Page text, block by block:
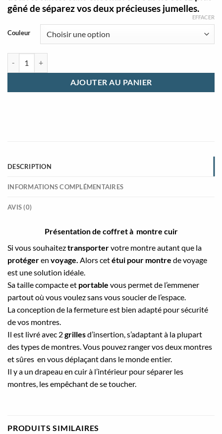
gêné de séparez vos deux précieuses jumelles.
Couleur
EFFACER
AJOUTER AU PANIER
DESCRIPTION
INFORMATIONS COMPLÉMENTAIRES
AVIS (0)
Présentation de coffret à montre cuir
Si vous souhaiteztransportervotre montre autant que la
protégeren voyage. Alors cetétui pour montre de voyage
est une solution idéale.
Sa taille compacte et portable vous permet de l’emmener
partout où vous voulez sans vous soucier de l’espace.
La conception de la fermeture est bien adapté pour sécurité
de vos montres.
Il est livré avec 2grillesd’insertion, s’adaptant à la plupart
des types de montres. Vous pouvez ranger vos deux montres
et sûres en vous déplaçant dans le monde entier.
Il y a un drapeau en cuir à l’intérieur pour séparer les
montres, les empêchant de se toucher.
PRODUITS SIMILAIRES